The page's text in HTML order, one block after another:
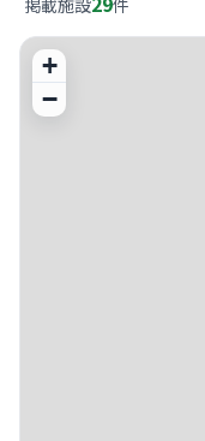
+
−